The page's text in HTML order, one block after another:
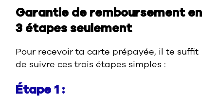
Garantie de remboursement en
3 étapes seulement
Pour recevoir ta carte prépayée, il te suffit
de suivre ces trois étapes simples :
Étape 1 :